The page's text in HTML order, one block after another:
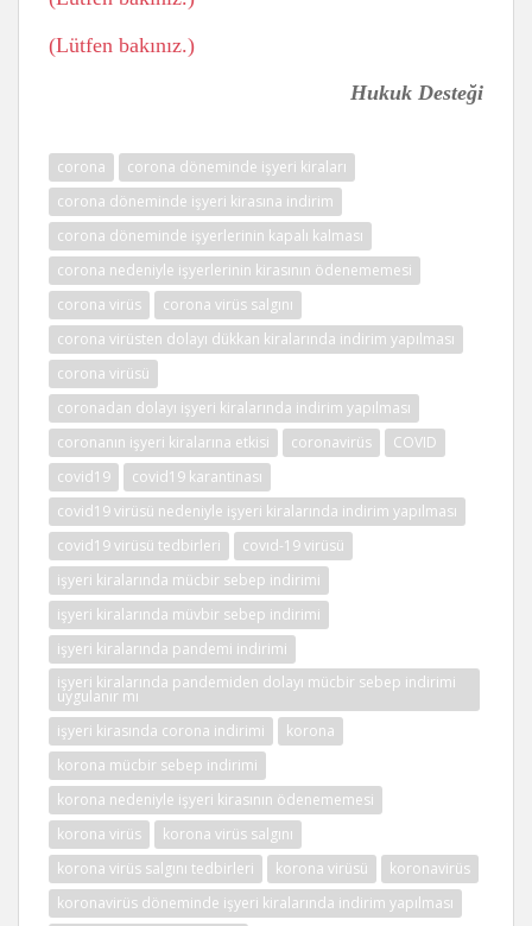
(Lütfen bakınız.)
Hukuk Desteği
corona
corona döneminde işyeri kiraları
corona döneminde işyeri kirasına indirim
corona döneminde işyerlerinin kapalı kalması
corona nedeniyle işyerlerinin kirasının ödenememesi
corona virüs
corona virüs salgını
corona virüsten dolayı dükkan kiralarında indirim yapılması
corona virüsü
coronadan dolayı işyeri kiralarında indirim yapılması
coronanın işyeri kiralarına etkisi
coronavirüs
COVID
covid19
covid19 karantinası
covid19 virüsü nedeniyle işyeri kiralarında indirim yapılması
covid19 virüsü tedbirleri
covıd-19 virüsü
işyeri kiralarında mücbir sebep indirimi
işyeri kiralarında müvbir sebep indirimi
işyeri kiralarında pandemi indirimi
işyeri kiralarında pandemiden dolayı mücbir sebep indirimi
uygulanır mı
işyeri kirasında corona indirimi
korona
korona mücbir sebep indirimi
korona nedeniyle işyeri kirasının ödenememesi
korona virüs
korona virüs salgını
korona virüs salgını tedbirleri
korona virüsü
koronavirüs
koronavirüs döneminde işyeri kiralarında indirim yapılması